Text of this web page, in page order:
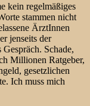
kein regelmäßiges
stammen nicht
ÄrztInnen
jenseits der
Schade,
Millionen Ratgeber,
gesetzlichen
Ich muss mich